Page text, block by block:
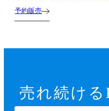
予約販売
売れ続ける